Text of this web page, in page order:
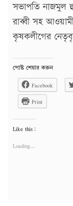
সভাপতি নাজমুল
রাব্বী সহ
কৃষকলীগের
পোষ্ট শেয়ার করুন
Facebook
Print
Like this:
Loading...